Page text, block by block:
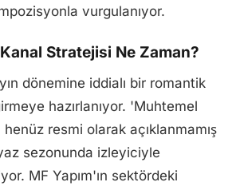
vurgulanıyor.
Stratejisi Ne Zaman?
dönemine iddialı bir romantik
hazırlanıyor. 'Muhtemel
henüz resmi olarak açıklanmamış
sezonunda izleyiciyle
MF Yapım'ın sektördeki